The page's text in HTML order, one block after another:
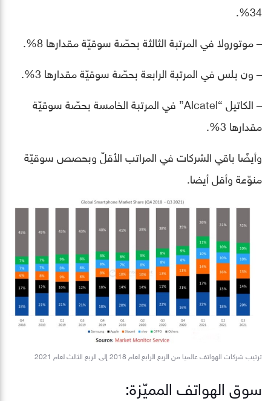
34%.
– موتورولا في المرتبة الثالثة بحصّة سوقيّة مقدارها 8%.
– ون بلس في المرتبة الرابعة بحصّة سوقيّة مقدارها 3%.
– الكاتيل “Alcatel” في المرتبة الخامسة بحصّة سوقيّة
مقدارها 3%.
وأيضًا باقي الشركات في المراتب الأقلّ وبحصص سوقيّة
منوّعة وأقل أيضا.
ترتيب شركات الهواتف عالميا من الربع الرابع لعام 2018 إلى الربع الثالث لعام 2021
سوق الهواتف المميّزة: